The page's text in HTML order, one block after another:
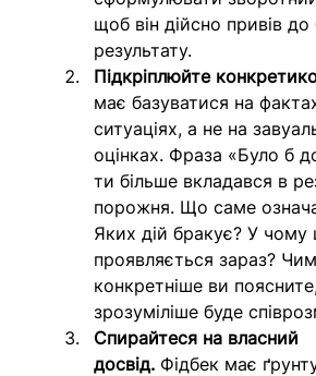
щоб він дійсно привів
результату.
Підкріплюйте
має базуватися на
ситуаціях, а не на
оцінках. Фраза «Було б
ти більше вкладався в
порожня. Що саме
Яких дій бракує? У чому
проявляється зараз? Чим
конкретніше ви
зрозуміліше буде
Спирайтеся на власний
досвід. Фідбек має